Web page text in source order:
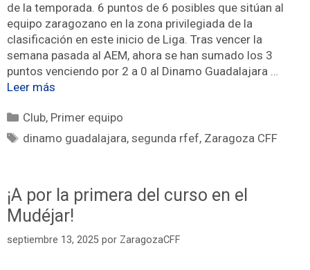
de la temporada. 6 puntos de 6 posibles que sitúan al
equipo zaragozano en la zona privilegiada de la
clasificación en este inicio de Liga. Tras vencer la
semana pasada al AEM, ahora se han sumado los 3
puntos venciendo por 2 a 0 al Dinamo Guadalajara …
Leer más
Club, Primer equipo
dinamo guadalajara,segunda rfef, Zaragoza CFF
¡A por la primera del curso en el
Mudéjar!
septiembre 13, 2025 por ZaragozaCFF